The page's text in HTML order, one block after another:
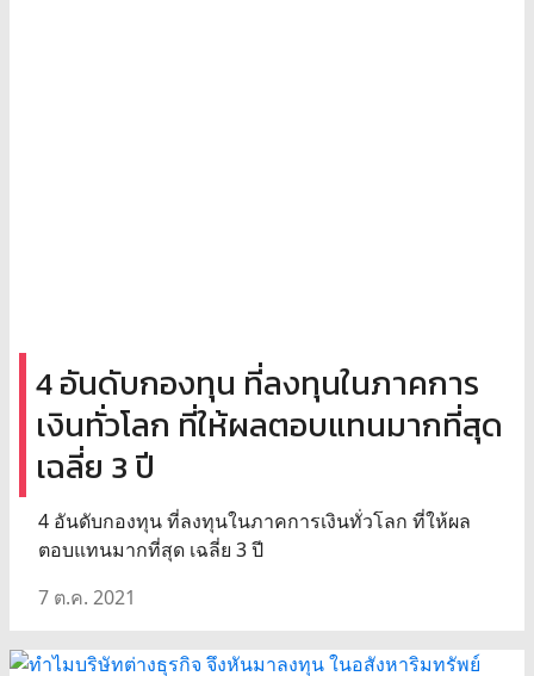
4 อันดับกองทุน ที่ลงทุนในภาคการ
เงินทั่วโลก ที่ให้ผลตอบแทนมากที่สุด
เฉลี่ย 3 ปี
4 อันดับกองทุน ที่ลงทุนในภาคการเงินทั่วโลก ที่ให้ผล
ตอบแทนมากที่สุด เฉลี่ย 3 ปี
7 ต.ค. 2021